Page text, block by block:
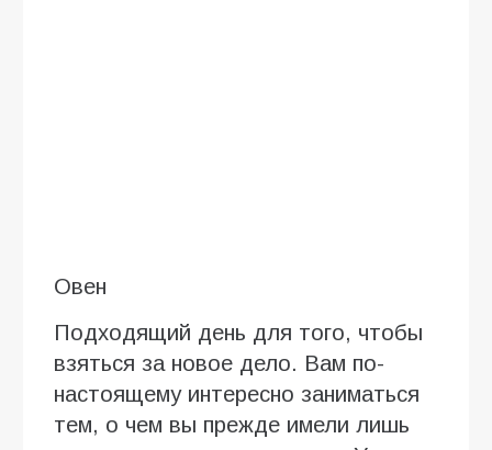
Овен
Подходящий день для того, чтобы
взяться за новое дело. Вам по-
настоящему интересно заниматься
тем, о чем вы прежде имели лишь